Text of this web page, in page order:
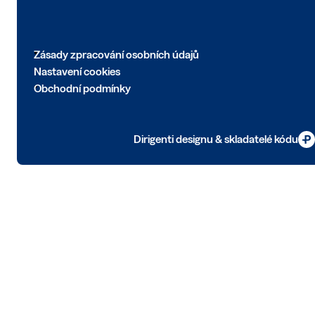
Zásady zpracování osobních údajů
Nastavení cookies
Obchodní podmínky
Dirigenti designu & skladatelé kódu